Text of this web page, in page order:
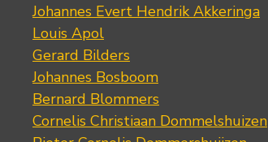
Johannes Evert Hendrik Akkeringa
Louis Apol
Gerard Bilders
Johannes Bosboom
Bernard Blommers
Cornelis Christiaan Dommelshuizen